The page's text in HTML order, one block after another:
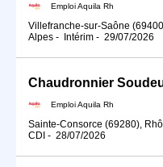
Emploi Aquila Rh
Villefranche-sur-Saône
Alpes - Intérim - 29/07/2026
Chaudronnier
Emploi Aquila Rh
Sainte-Consorce (69280),
CDI - 28/07/2026